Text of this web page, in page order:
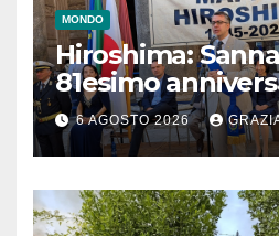
MONDO
Hiroshima:
81esimo
monito per tutti”
6 AGOSTO 2026